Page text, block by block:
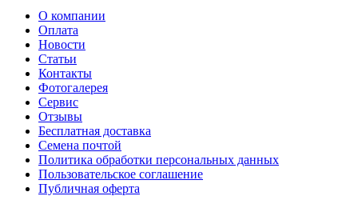
Тмин
Трава для чая
Туласи
Укроп
Фенхель пряный
Хризантема овощная
Цикорий пряный
Цикорий салатный (Витлуф)
Черемша
Шпинат
Щавель
Эндивий
Эстрагон
О компании
Оплата
Новости
Статьи
Контакты
Фотогалерея​
Сервис
Отзывы
Бесплатная доставка
Семена почтой
Политика обработки персональных данных
Пользовательское соглашение
Публичная оферта